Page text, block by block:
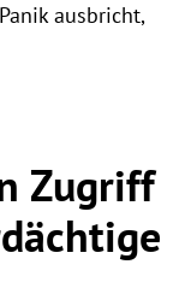
ausbricht,
Zugriff